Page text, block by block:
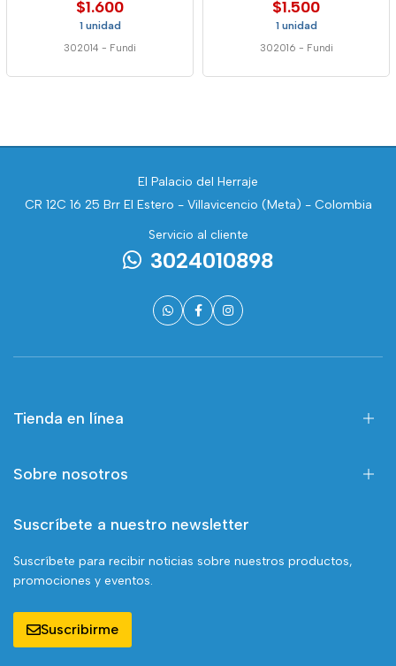
$1.600
1 unidad
302014 - Fundi
$1.500
1 unidad
302016 - Fundi
El Palacio del Herraje
CR 12C 16 25 Brr El Estero - Villavicencio (Meta) - Colombia
Servicio al cliente
3024010898
Tienda en línea
Sobre nosotros
Suscríbete a nuestro newsletter
Suscríbete para recibir noticias sobre nuestros productos,
promociones y eventos.
Suscribirme